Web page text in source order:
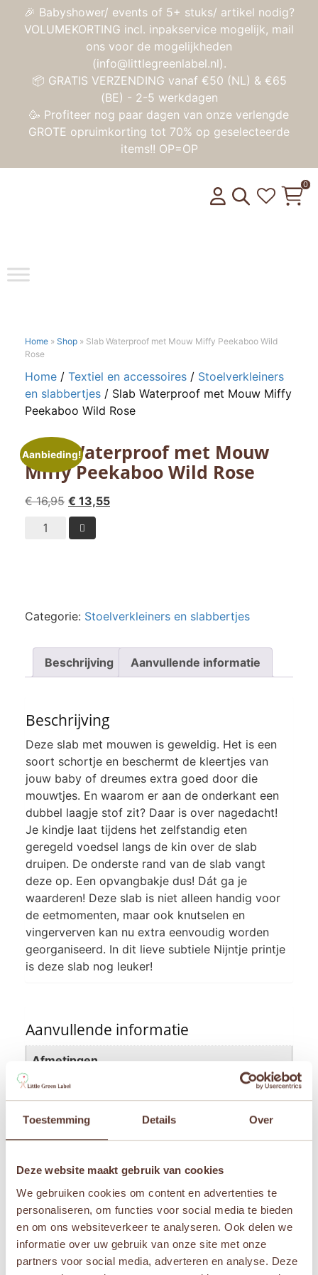
Toestemming Details Over
Deze website maakt gebruik van cookies
We gebruiken cookies om content en advertenties te
personaliseren, om functies voor social media te bieden
en om ons websiteverkeer te analyseren. Ook delen we
informatie over uw gebruik van onze site met onze
partners voor social media, adverteren en analyse. Deze
🎉 Babyshower/ events of 5+ stuks/ artikel nodig?
VOLUMEKORTING incl. inpakservice mogelijk, mail
ons voor de mogelijkheden
(info@littlegreenlabel.nl).
📦 GRATIS VERZENDING vanaf €50 (NL) & €65
(BE) - 2-5 werkdagen
🥳 Profiteer nog paar dagen van onze verlengde
GROTE opruimkorting tot 70% op geselecteerde
items!! OP=OP
Toggle
0
Home » Shop » Slab Waterproof met Mouw Miffy Peekaboo Wild
Rose
Home / Textiel en accessoires / Stoelverkleiners
en slabbertjes / Slab Waterproof met Mouw Miffy
Peekaboo Wild Rose
Aanbieding!
Slab Waterproof met Mouw
Miffy Peekaboo Wild Rose
€16,95 Oorspronkelijke
prijs
was:
€ 13,55Huidige
Slab
Waterproof
Peekaboo
Rose
aantal

Categorie: Stoelverkleiners en slabbertjes
Beschrijving Aanvullende informatie
Beschrijving
Deze slab met mouwen is geweldig. Het is een
soort schortje en beschermt de kleertjes van
jouw baby of dreumes extra goed door die
mouwtjes. En waarom er aan de onderkant een
dubbel laagje stof zit? Daar is over nagedacht!
Je kindje laat tijdens het zelfstandig eten
geregeld voedsel langs de kin over de slab
druipen. De onderste rand van de slab vangt
deze op. Een opvangbakje dus! Dát ga je
waarderen! Deze slab is niet alleen handig voor
de eetmomenten, maar ook knutselen en
vingerverven kan nu extra eenvoudig worden
georganiseerd. In dit lieve subtiele Nijntje printje
is deze slab nog leuker!
Aanvullende informatie
Afmetingen
40 × 75 × 1 cm
Merken
Jollein
Gerelateerde producten